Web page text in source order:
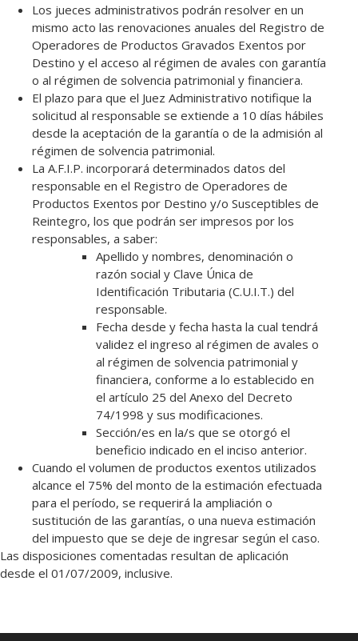
Los jueces administrativos podrán resolver en un
mismo acto las renovaciones anuales del Registro de
Operadores de Productos Gravados Exentos por
Destino y el acceso al régimen de avales con garantía
o al régimen de solvencia patrimonial y financiera.
El plazo para que el Juez Administrativo notifique la
solicitud al responsable se extiende a 10 días hábiles
desde la aceptación de la garantía o de la admisión al
régimen de solvencia patrimonial.
La A.F.I.P. incorporará determinados datos del
responsable en el Registro de Operadores de
Productos Exentos por Destino y/o Susceptibles de
Reintegro, los que podrán ser impresos por los
responsables, a saber:
Apellido y nombres, denominación o
razón social y Clave Única de
Identificación Tributaria (C.U.I.T.) del
responsable.
Fecha desde y fecha hasta la cual tendrá
validez el ingreso al régimen de avales o
al régimen de solvencia patrimonial y
financiera, conforme a lo establecido en
el artículo 25 del Anexo del Decreto
74/1998 y sus modificaciones.
Sección/es en la/s que se otorgó el
beneficio indicado en el inciso anterior.
Cuando el volumen de productos exentos utilizados
alcance el 75% del monto de la estimación efectuada
para el período, se requerirá la ampliación o
sustitución de las garantías, o una nueva estimación
del impuesto que se deje de ingresar según el caso.
Las disposiciones comentadas resultan de aplicación
desde el 01/07/2009, inclusive.